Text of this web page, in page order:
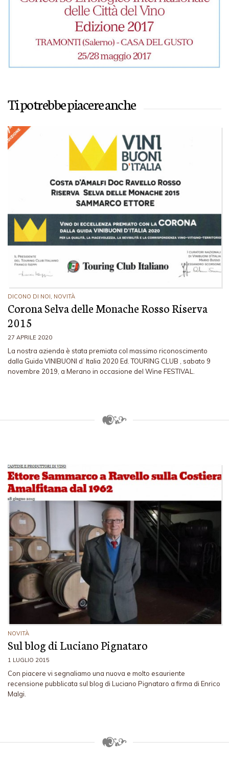
Ti potrebbe piacere anche
DICONO DI NOI NOVITÀ
Corona Selva delle Monache Rosso Riserva
2015
27 APRILE 2020
La nostra azienda è stata premiata col massimo riconoscimento
dalla Guida VINIBUONI d’ Italia 2020 Ed. TOURING CLUB , sabato 9
novembre 2019, a Merano in occasione del Wine FESTIVAL.
NOVITÀ
Sul blog di Luciano Pignataro
1 LUGLIO 2015
Con piacere vi segnaliamo una nuova e molto esauriente
recensione pubblicata sul blog di Luciano Pignataro a firma di Enrico
Malgi.